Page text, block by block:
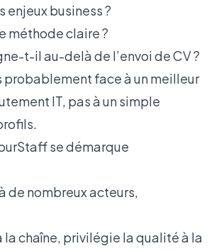
business ?
méthode claire ?
t-il au-delà de l’envoi de CV ?
probablement face à un meilleur
IT, pas à un simple
se démarque
de nombreux acteurs,
la chaîne, privilégie la qualité à la